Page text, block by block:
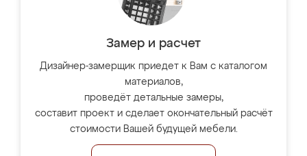
Замер и расчет
Дизайнер-замерщик приедет к Вам с каталогом
материалов,
проведёт детальные замеры,
составит проект и сделает окончательный расчёт
стоимости Вашей будущей мебели.